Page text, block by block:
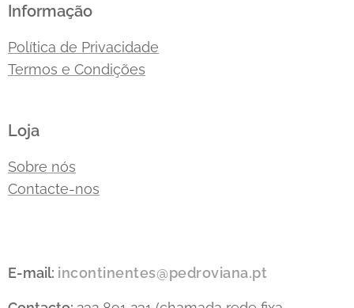
Informação
Política de Privacidade
Termos e Condições
Loja
Sobre nós
Contacte-nos
E-mail: incontinentes@pedroviana.pt